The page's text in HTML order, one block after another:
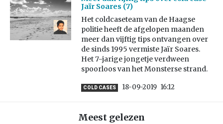
Jaïr Soares (7)
Het coldcaseteam van de Haagse
politie heeft de afgelopen maanden
meer dan vijftig tips ontvangen over
de sinds 1995 vermiste Jaïr Soares.
Het 7-jarige jongetje verdween
spoorloos van het Monsterse strand.
COLD CASES 18-09-2019 16:12
Meest gelezen